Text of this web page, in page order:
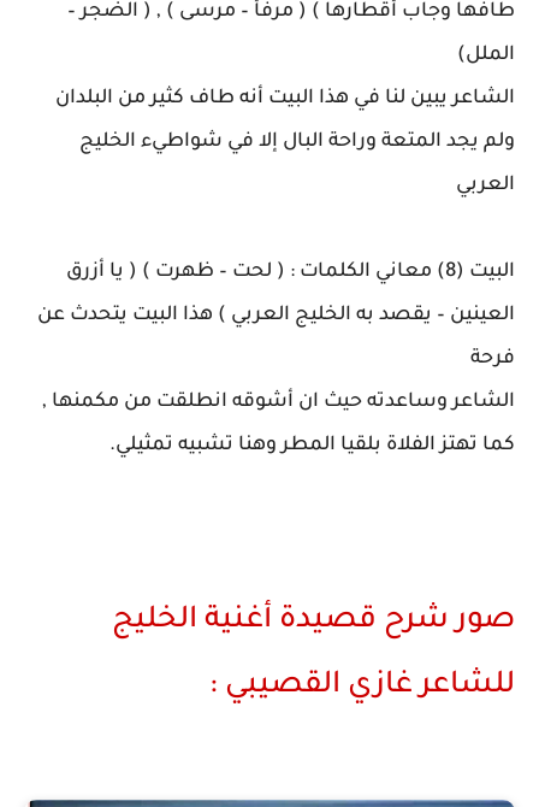
طافها وجاب أقطارها ) ( مرفأ – مرسى ) , ( الضجر –
الملل)
الشاعر يبين لنا في هذا البيت أنه طاف كثير من البلدان
ولم يجد المتعة وراحة البال إلا في شواطيء الخليج
العربي
البيت (8) معاني الكلمات : ( لحت – ظهرت ) ( يا أزرق
العينين – يقصد به الخليج العربي ) هذا البيت يتحدث عن
فرحة
الشاعر وساعدته حيث ان أشوقه انطلقت من مكمنها ,
كما تهتز الفلاة بلقيا المطر وهنا تشبيه تمثيلي.
صور شرح قصيدة أغنية الخليج
للشاعر غازي القصيبي :